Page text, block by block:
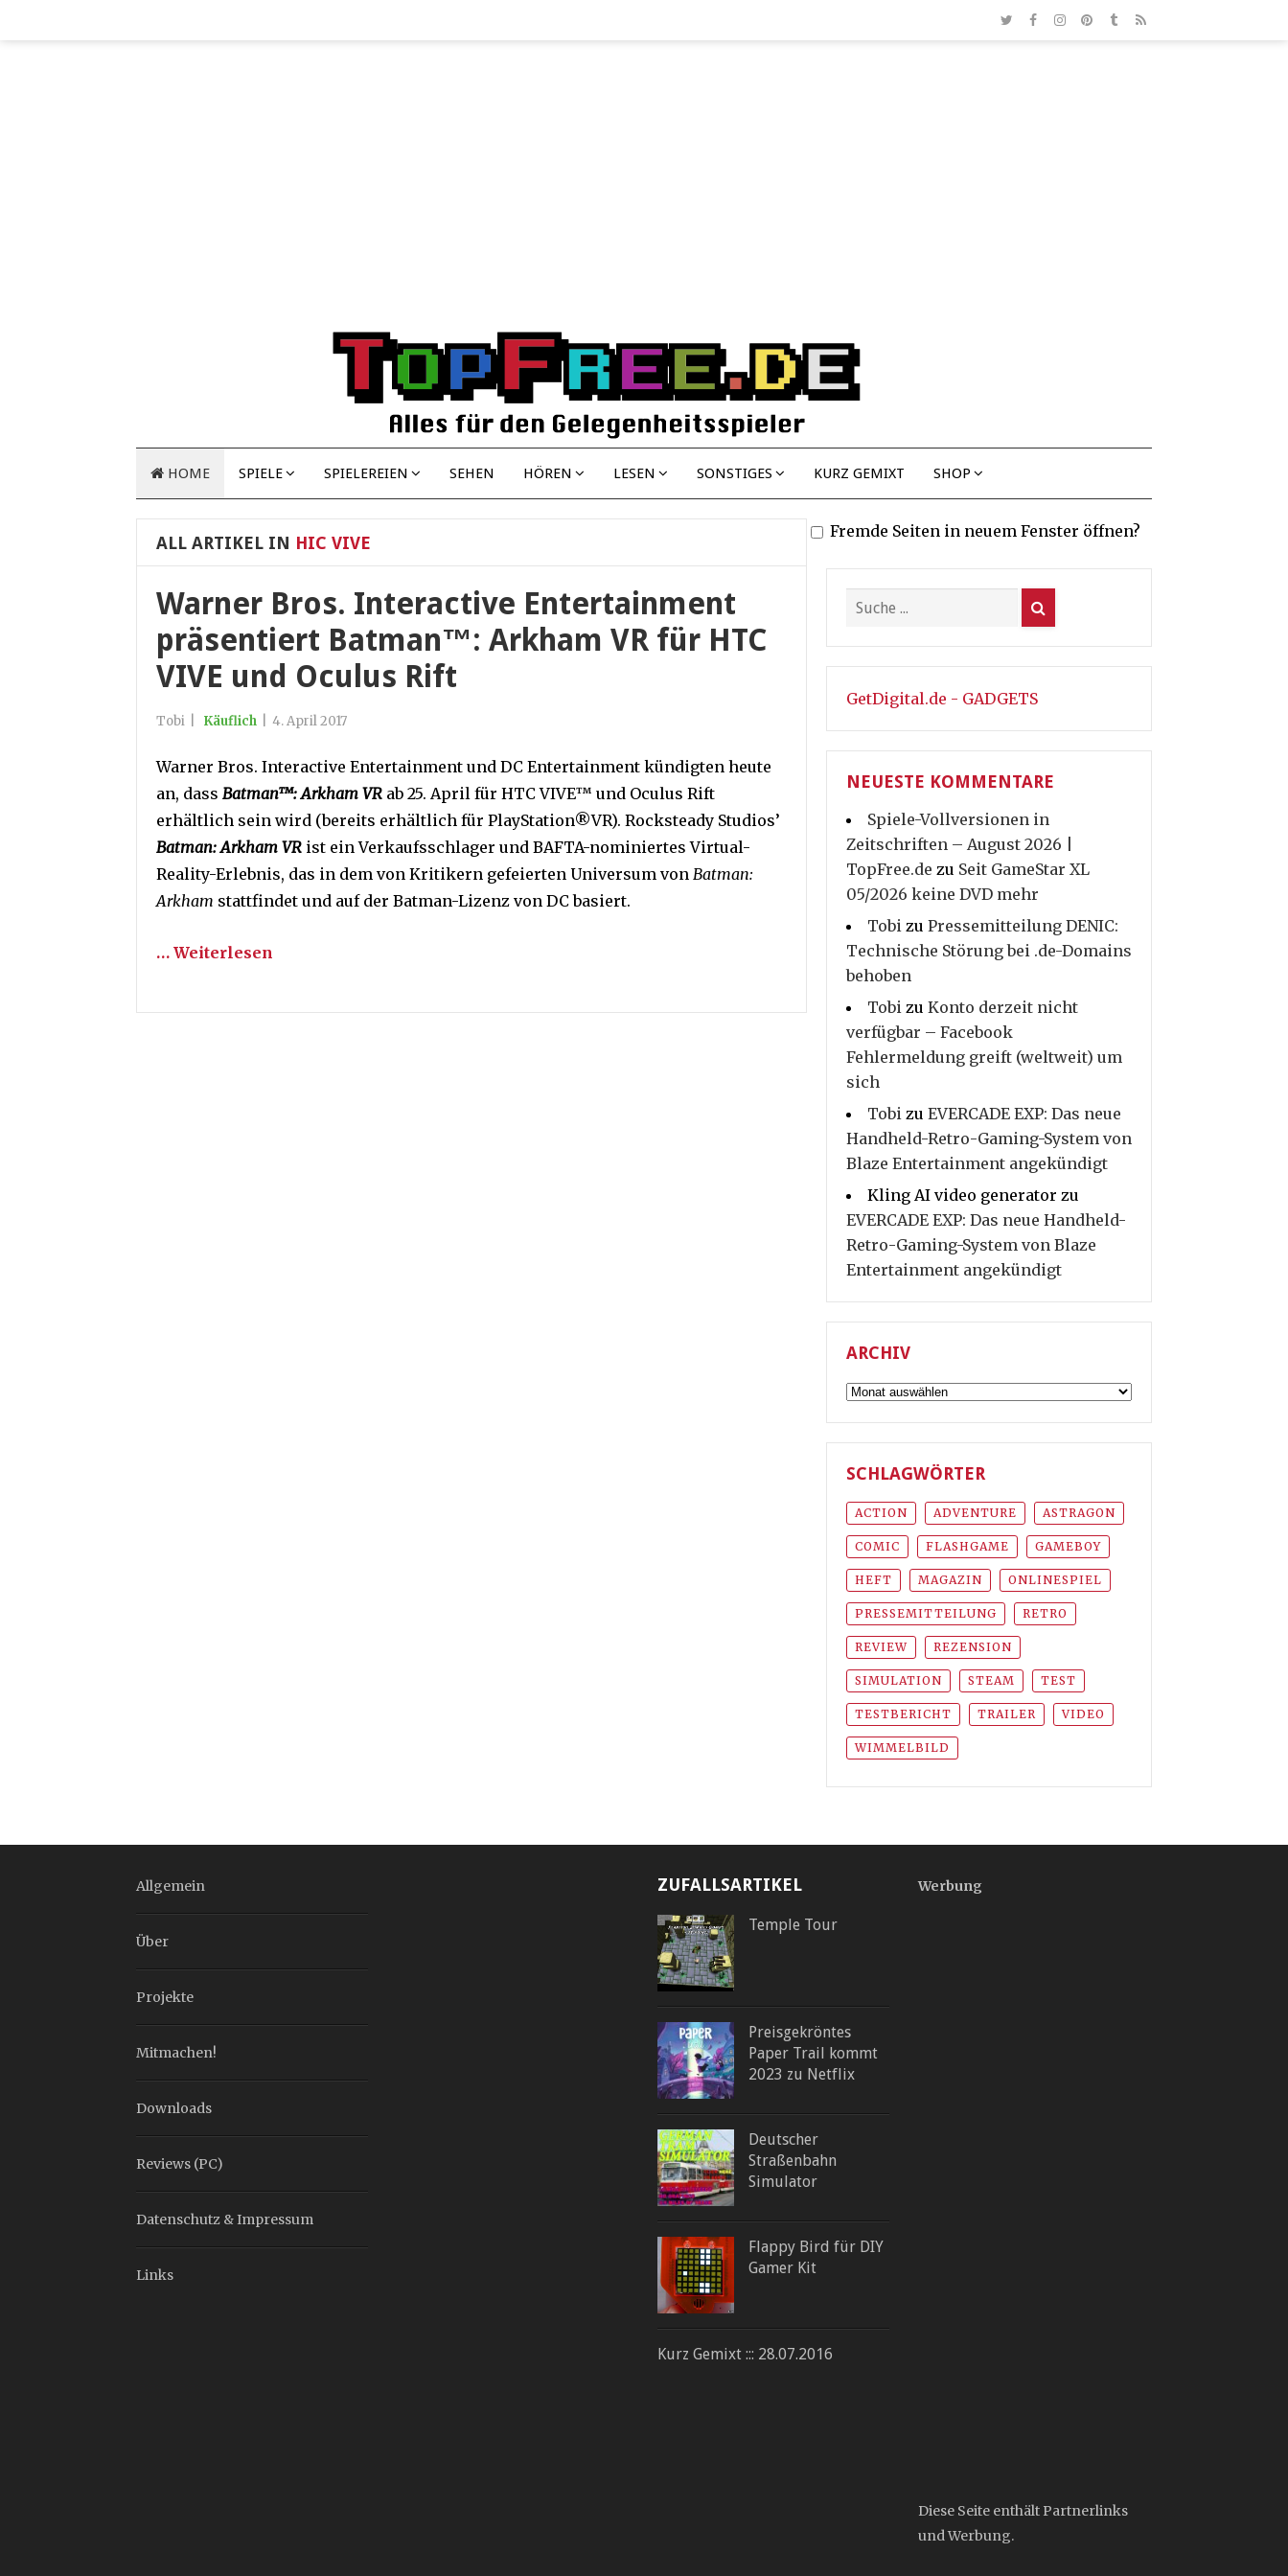
HOME SPIELE SPIELEREIEN SEHEN HÖREN LESEN SONSTIGES KURZ GEMIXT SHOP
ALL ARTIKEL IN HIC VIVE
Warner Bros. Interactive Entertainment
präsentiert Batman™: Arkham VR für HTC
VIVE und Oculus Rift
Tobi Käuflich 4. April 2017
Warner Bros. Interactive Entertainment und DC Entertainment kündigten heute
an, dass Batman™: Arkham VR ab 25. April für HTC VIVE™ und Oculus Rift
erhältlich sein wird (bereits erhältlich für PlayStation®VR). Rocksteady Studios’
Batman: Arkham VR ist ein Verkaufsschlager und BAFTA-nominiertes Virtual-
Reality-Erlebnis, das in dem von Kritikern gefeierten Universum von Batman:
Arkham stattfindet und auf der Batman-Lizenz von DC basiert.
… Weiterlesen
Fremde Seiten in neuem Fenster öffnen?
GetDigital.de - GADGETS
NEUESTE KOMMENTARE
Spiele-Vollversionen in
Zeitschriften – August 2026 |
TopFree.de zu Seit GameStar XL
05/2026 keine DVD mehr
Tobi zu Pressemitteilung DENIC:
Technische Störung bei .de-Domains
behoben
Tobi zu Konto derzeit nicht
verfügbar – Facebook
Fehlermeldung greift (weltweit) um
sich
Tobi zu EVERCADE EXP: Das neue
Handheld-Retro-Gaming-System von
Blaze Entertainment angekündigt
Kling AI video generator zu
EVERCADE EXP: Das neue Handheld-
Retro-Gaming-System von Blaze
Entertainment angekündigt
ARCHIV
Archiv
SCHLAGWÖRTER
ACTION ADVENTURE ASTRAGON
COMIC FLASHGAME GAMEBOY
HEFT MAGAZIN ONLINESPIEL
PRESSEMITTEILUNG RETRO
REVIEW REZENSION
SIMULATION STEAM TEST
TESTBERICHT TRAILER VIDEO
WIMMELBILD
Allgemein
Über
Projekte
Mitmachen!
Downloads
Reviews (PC)
Datenschutz & Impressum
Links
ZUFALLSARTIKEL
Temple Tour
Preisgekröntes
Paper Trail kommt
2023 zu Netflix
Deutscher
Straßenbahn
Simulator
Flappy Bird für DIY
Gamer Kit
Kurz Gemixt ::: 28.07.2016
Werbung
Diese Seite enthält Partnerlinks
und Werbung.